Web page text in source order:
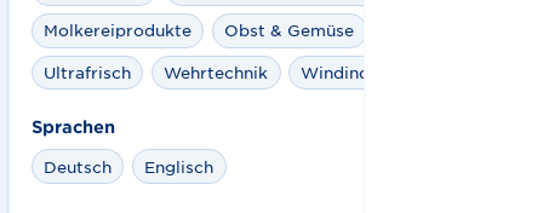
Molkereiprodukte Obst & Gemüse
Ultrafrisch Wehrtechnik Windindustrie
Sprachen
Deutsch
Englisch